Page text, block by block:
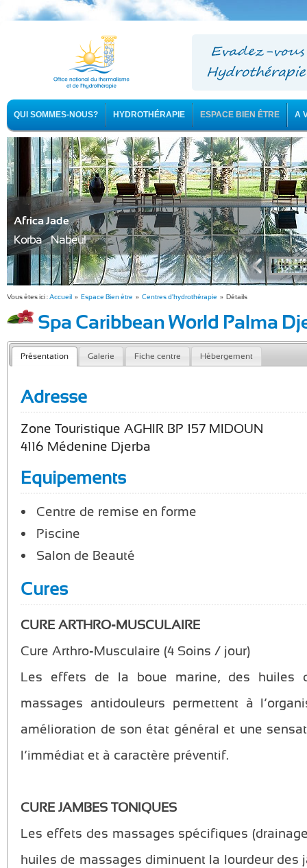
QUI SOMMES-NOUS? HYDROTHÉRAPIE ESPACE BIEN ÊTRE A
Africa Jade
Korba - Nabeul
Vous êtes ici :Accueil » Espace Bien être » Centres d'hydrothérapie » Détails
Spa Caribbean World Palma
Présentation Galerie Fiche centre Hébergement
Adresse
Zone Touristique AGHIR BP 157 MIDOUN
4116 Médenine Djerba
Equipements
Centre de remise en forme
Piscine
Salon de Beauté
Cures
CURE ARTHRO-MUSCULAIRE
Cure Arthro-Musculaire (4 Soins / jour)
Les effets de la boue marine, des huiles
massages antidouleurs permettent à
amélioration de son état général et une
l’immédiat et à caractère préventif.
CURE JAMBES TONIQUES
Les effets des massages spécifiques
huiles de massages diminuent la lourdeur des